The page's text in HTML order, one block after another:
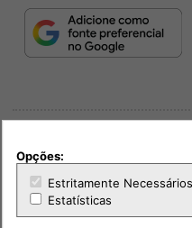
Opções:
Estritamente Necessários
Estatísticas